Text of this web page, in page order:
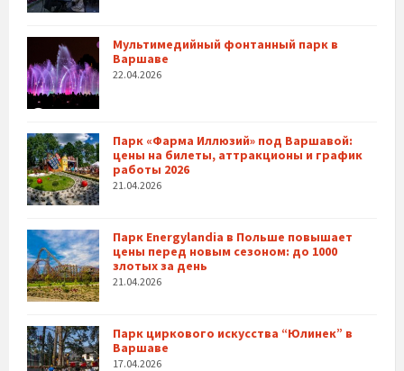
Мультимедийный фонтанный парк в
Варшаве
22.04.2026
Парк «Фарма Иллюзий» под Варшавой:
цены на билеты, аттракционы и график
работы 2026
21.04.2026
Парк Energylandia в Польше повышает
цены перед новым сезоном: до 1000
злотых за день
21.04.2026
Парк циркового искусства “Юлинек” в
Варшаве
17.04.2026